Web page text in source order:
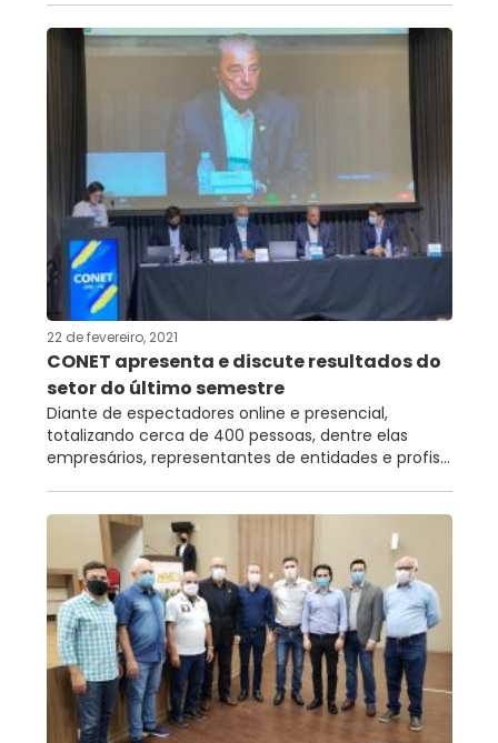
22 de fevereiro, 2021
CONET apresenta e discute resultados do
setor do último semestre
Diante de espectadores online e presencial,
totalizando cerca de 400 pessoas, dentre elas
empresários, representantes de entidades e profis...